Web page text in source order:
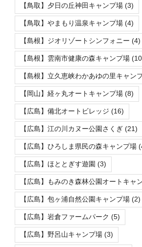
【鳥取】夕日の丘神田キャンプ場 (3)
【鳥取】やまもり温泉キャンプ場 (4)
【島根】ジオリゾートシンフォニー (4)
【島根】雲南市健康の森キャンプ場
【島根】立久恵峡わかあゆの里キャン
【岡山】経ヶ丸オートキャンプ場 (8)
【広島】備北オートビレッジ (16)
【広島】江の川カヌー公園さくぎ (21)
【広島】ひろしま県民の森キャンプ場
【広島】ほととぎす遊園 (3)
【広島】もみのき森林公園オートキャ
【広島】包ヶ浦自然公園キャンプ場 (2)
【広島】岩倉ファームパーク (5)
【広島】野呂山キャンプ場 (3)